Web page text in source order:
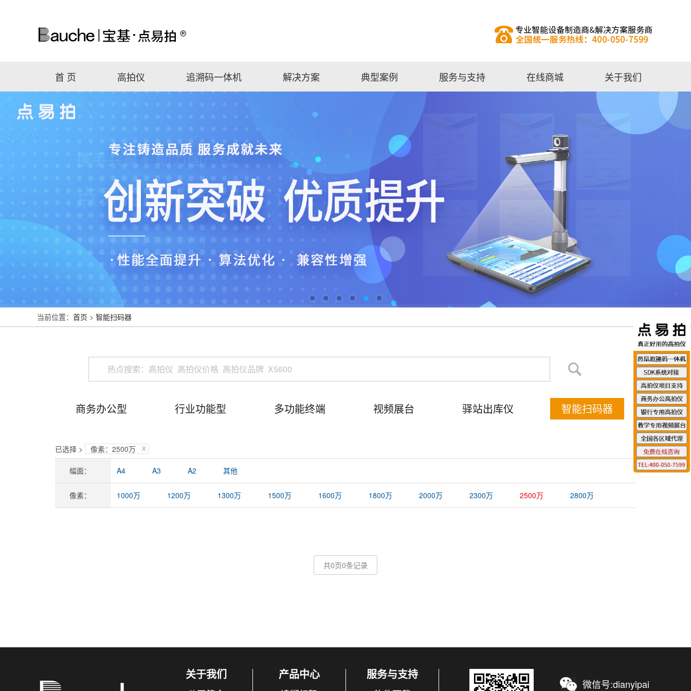
首 页 高拍仪 追溯码一体机 解决方案 典型案例 服务与支持 在线商城 关于我们
当前位置： 首页 > 智能扫码器
商务办公型 行业功能型 多功能终端 视频展台 驿站出库仪 智能扫码器
已选择 > 像素：2500万
幅面： A4 A3 A2 其他
像素： 1000万 1200万 1300万 1500万 1600万 1800万 2000万 2300万 2500万 2800万
共0页0条记录
关于我们 产品中心 服务与支持
微信号:dianyipai